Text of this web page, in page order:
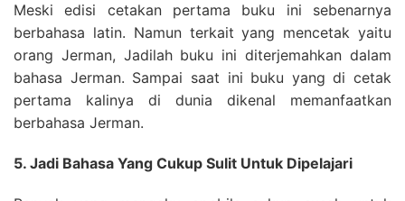
Meski edisi cetakan pertama buku ini sebenarnya
berbahasa latin. Namun terkait yang mencetak yaitu
orang Jerman, Jadilah buku ini diterjemahkan dalam
bahasa Jerman. Sampai saat ini buku yang di cetak
pertama kalinya di dunia dikenal memanfaatkan
berbahasa Jerman.
5. Jadi Bahasa Yang Cukup Sulit Untuk Dipelajari